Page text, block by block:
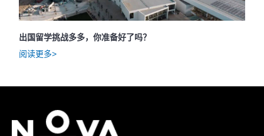
出国留学挑战多多，你准备好了吗？
阅读更多>